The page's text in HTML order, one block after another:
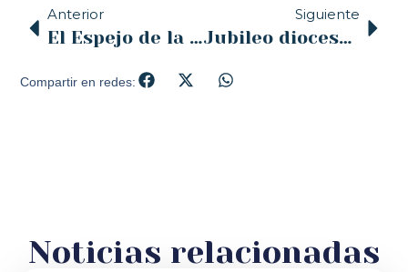
Anterior
El Espejo de la Iglesia – COPE – 27/06/2025
Siguiente
Jubileo diocesano de las personas con discapacidad: «¿Quién decís que soy yo?»
Compartir en redes:
Noticias relacionadas